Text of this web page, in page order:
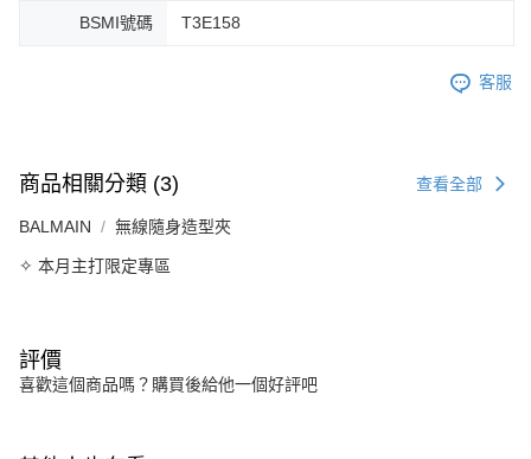
BSMI號碼 T3E158
客服
商品相關分類 (3) 查看全部
BALMAIN 無線隨身造型夾
✧ 本月主打限定專區
評價
喜歡這個商品嗎？購買後給他一個好評吧